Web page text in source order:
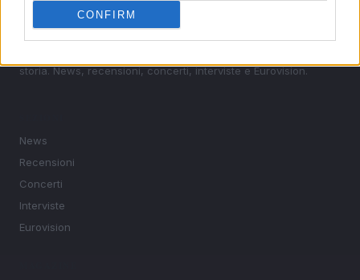
CONFIRM
storia. News, recensioni, concerti, interviste e Eurovision.
News
Recensioni
Concerti
Interviste
Eurovision